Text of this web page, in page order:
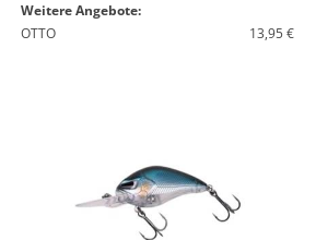
Weitere Angebote:
OTTO
13,95 €